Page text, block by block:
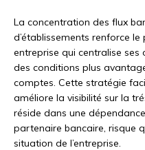
La concentration des flux
d’établissements renforce
entreprise qui centralise
des conditions plus
comptes. Cette stratégie
améliore la visibilité sur la
réside dans une
partenaire bancaire, risque
situation de l’entreprise.